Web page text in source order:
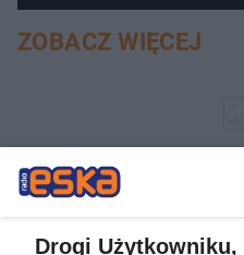
ZOBACZ WIĘCEJ
Drogi Użytkowniku,